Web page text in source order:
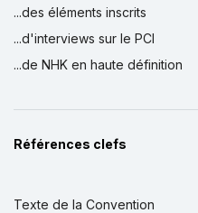
...des éléments inscrits
...d'interviews sur le PCI
...de NHK en haute définition
Références clefs
Texte de la Convention